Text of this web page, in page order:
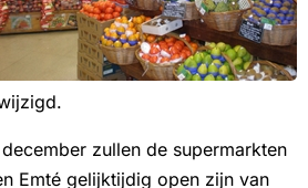
zullen de supermarkten
Emté gelijktijdig open zijn van